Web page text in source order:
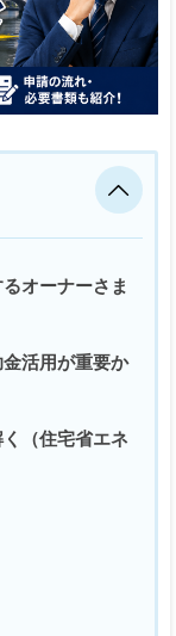
オーナーさま
活用が重要か
（住宅省エネ